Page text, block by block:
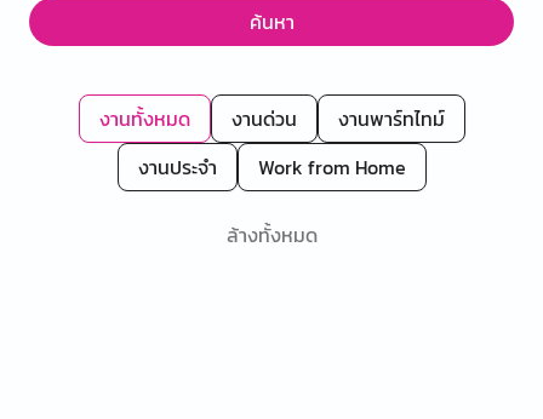
ค้นหา
งานทั้งหมด งานด่วน
งานพาร์ทไทม์
งานประจำ
Work from Home
ล้างทั้งหมด